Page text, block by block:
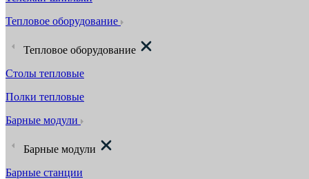
Тепловое оборудование
Тепловое оборудование
Столы тепловые
Полки тепловые
Барные модули
Барные модули
Барные станции